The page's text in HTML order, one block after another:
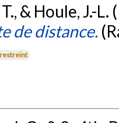
& Houle, J.-
de distance.